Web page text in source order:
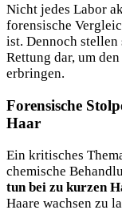
Nicht jedes Labor
forensische
ist. Dennoch
Rettung dar, um
erbringen.
Forensische
Haar
Ein kritisches
chemische
tun bei zu kurzen
Haare wachsen zu